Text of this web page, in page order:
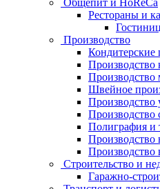
Общепит и HoReCa
Рестораны и
Производство
Кондитерские
Производство
Производство
Швейное
Производство
Производство
Полиграфия и
Производство
Производство
Строительство и
Гаражно-